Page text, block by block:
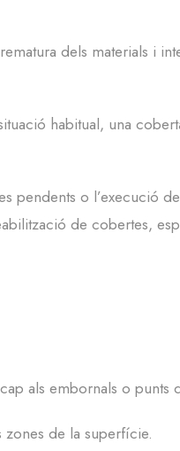
dels materials i
habitual, una
o l’execució
de cobertes,
als embornals o punts
zones de la superfície.